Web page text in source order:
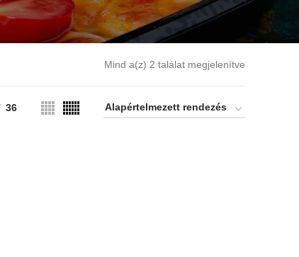
Mind a(z) 2 találat megjelenítve
36